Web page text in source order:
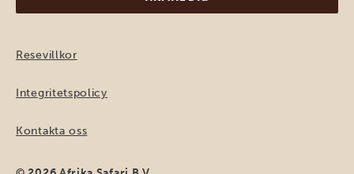
Resevillkor
Integritetspolicy
Kontakta oss